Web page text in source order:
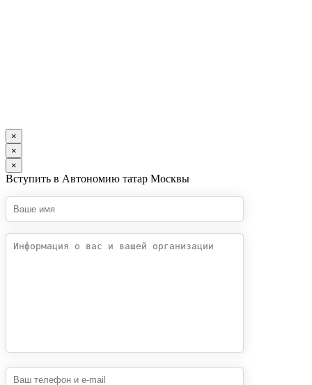
×
×
×
Вступить в Автономию татар Москвы